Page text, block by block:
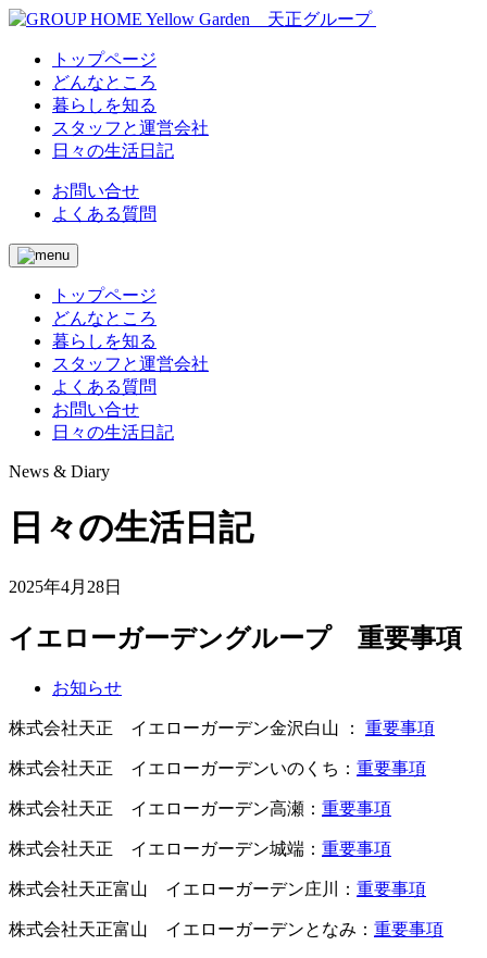
トップページ
どんなところ
暮らしを知る
スタッフと運営会社
日々の生活日記
お問い合せ
よくある質問
トップページ
どんなところ
暮らしを知る
スタッフと運営会社
よくある質問
お問い合せ
日々の生活日記
News & Diary
日々の生活日記
2025年4月28日
イエローガーデングループ 重要事項
お知らせ
株式会社天正 イエローガーデン金沢白山 ： 重要事項
株式会社天正 イエローガーデンいのくち： 重要事項
株式会社天正 イエローガーデン高瀬： 重要事項
株式会社天正 イエローガーデン城端： 重要事項
株式会社天正富山 イエローガーデン庄川： 重要事項
株式会社天正富山 イエローガーデンとなみ： 重要事項